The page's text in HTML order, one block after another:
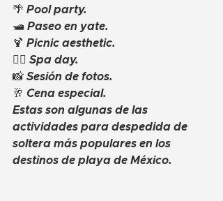
🌴 Pool party.
🛥️ Paseo en yate.
🍹 Picnic aesthetic.
💆‍♀️ Spa day.
📸 Sesión de fotos.
🥂 Cena especial.
Estas son algunas de las
actividades para despedida de
soltera más populares en los
destinos de playa de México.